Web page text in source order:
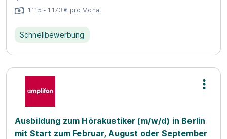
1.115 - 1.173 € pro Monat
Schnellbewerbung
Ausbildung zum Hörakustiker (m/w/d) in Berlin
mit Start zum Februar, August oder September